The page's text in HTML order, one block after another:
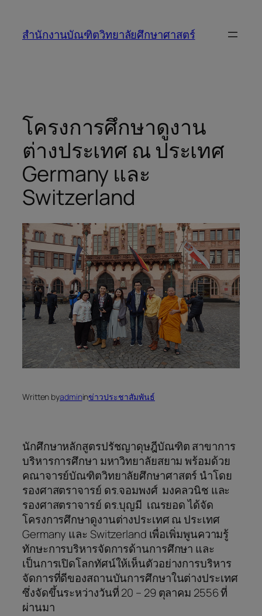
สำนักงานบัณฑิตวิทยาลัยศึกษาศาสตร์
โครงการศึกษาดูงาน
ต่างประเทศ ณ ประเทศ
Germany และ
Switzerland
Written byadmininข่าวประชาสัมพันธ์
นักศึกษาหลักสูตรปรัชญาดุษฎีบัณฑิต สาขาการ
บริหารการศึกษา มหาวิทยาลัยสยาม พร้อมด้วย
คณาจารย์บัณฑิตวิทยาลัยศึกษาศาสตร์ นำโดย
รองศาสตราจารย์ ดร.จอมพงศ์ มงคลวนิช และ
รองศาสตราจารย์ ดร.บุญมี เณรยอด ได้จัด
โครงการศึกษาดูงานต่างประเทศ ณ ประเทศ
Germany และ Switzerland เพื่อเพิ่มพูนความรู้
ทักษะการบริหารจัดการด้านการศึกษา และ
เป็นการเปิดโลกทัศน์ให้เห็นตัวอย่างการบริหาร
จัดการที่ดีของสถานบันการศึกษาในต่างประเทศ
ซึ่งจัดขึ้นระหว่างวันที่ 20 – 29 ตุลาคม 2556 ที่
ผ่านมา